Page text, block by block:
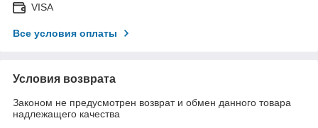
VISA
Все условия оплаты
Условия возврата
Законом не предусмотрен возврат и обмен данного товара
надлежащего качества